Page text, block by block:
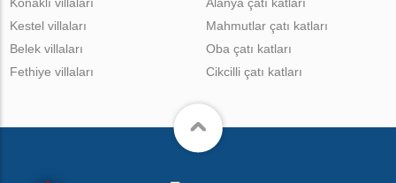
Konaklı villaları
Kestel villaları
Belek villaları
Fethiye villaları
Alanya çatı katları
Mahmutlar çatı katları
Oba çatı katları
Cikcilli çatı katları